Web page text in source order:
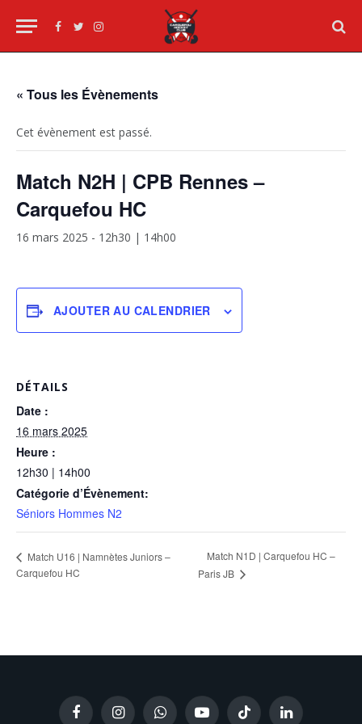
Facebook
TwitterInstagram
« Tous les Évènements
Cet évènement est passé.
Match N2H | CPB Rennes –
Carquefou HC
16 mars 2025 - 12h30 | 14h00
AJOUTER AU CALENDRIER
DÉTAILS
Date :
16 mars 2025
Heure :
12h30 | 14h00
Catégorie d’Évènement:
Séniors Hommes N2
Match U16 | Namnètes Juniors –
Carquefou HC
Match N1D | Carquefou HC –
Paris JB
FacebookInstagramWhatsAppYouTubeTikTok LinkedIn